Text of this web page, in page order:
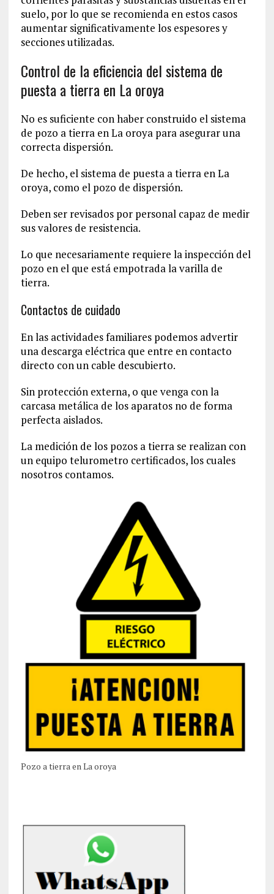
suelo, por lo que se recomienda en estos casos
aumentar significativamente los espesores y
secciones utilizadas.
Control de la eficiencia del sistema de
puesta a tierra en La oroya
No es suficiente con haber construido el sistema
de pozo a tierra en La oroya para asegurar una
correcta dispersión.
De hecho, el sistema de puesta a tierra en La
oroya, como el pozo de dispersión.
Deben ser revisados por personal capaz de medir
sus valores de resistencia.
Lo que necesariamente requiere la inspección del
pozo en el que está empotrada la varilla de
tierra.
Contactos de cuidado
En las actividades familiares podemos advertir
una descarga eléctrica que entre en contacto
directo con un cable descubierto.
Sin protección externa, o que venga con la
carcasa metálica de los aparatos no de forma
perfecta aislados.
La medición de los pozos a tierra se realizan con
un equipo telurometro certificados, los cuales
nosotros contamos.
Pozo a tierra en La oroya